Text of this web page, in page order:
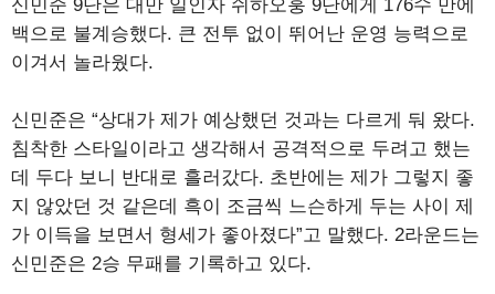
신민준 9단은 대만 일인자 쉬하오훙 9단에게 176수 만에
백으로 불계승했다. 큰 전투 없이 뛰어난 운영 능력으로
이겨서 놀라웠다.
신민준은 “상대가 제가 예상했던 것과는 다르게 둬 왔다.
침착한 스타일이라고 생각해서 공격적으로 두려고 했는
데 두다 보니 반대로 흘러갔다. 초반에는 제가 그렇지 좋
지 않았던 것 같은데 흑이 조금씩 느슨하게 두는 사이 제
가 이득을 보면서 형세가 좋아졌다”고 말했다. 2라운드는
신민준은 2승 무패를 기록하고 있다.